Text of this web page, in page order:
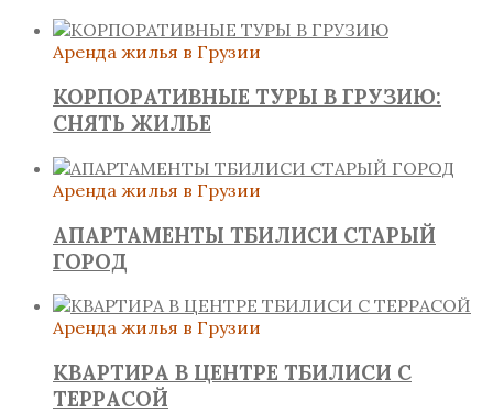
Аренда жилья в Грузии
КОРПОРАТИВНЫЕ ТУРЫ В ГРУЗИЮ:
СНЯТЬ ЖИЛЬЕ
Аренда жилья в Грузии
АПАРТАМЕНТЫ ТБИЛИСИ СТАРЫЙ
ГОРОД
Аренда жилья в Грузии
КВАРТИРА В ЦЕНТРЕ ТБИЛИСИ С
ТЕРРАСОЙ